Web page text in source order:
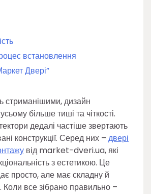
встановлення
Двері”
стриманішими, дизайн
більше тиші та чіткості.
дедалі частіше звертають
конструкції. Серед них – двері
від market-dveri.ua, які
з естетикою. Це
просто, але має складну й
Коли все зібрано правильно –